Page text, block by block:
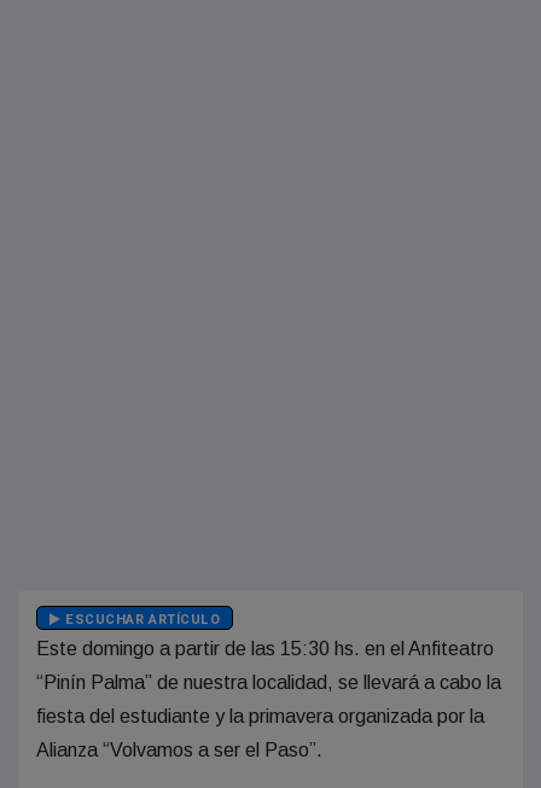
ESCUCHAR ARTÍCULO
Este domingo a partir de las 15:30 hs. en el Anfiteatro
“Pinín Palma” de nuestra localidad, se llevará a cabo la
fiesta del estudiante y la primavera organizada por la
Alianza “Volvamos a ser el Paso”.